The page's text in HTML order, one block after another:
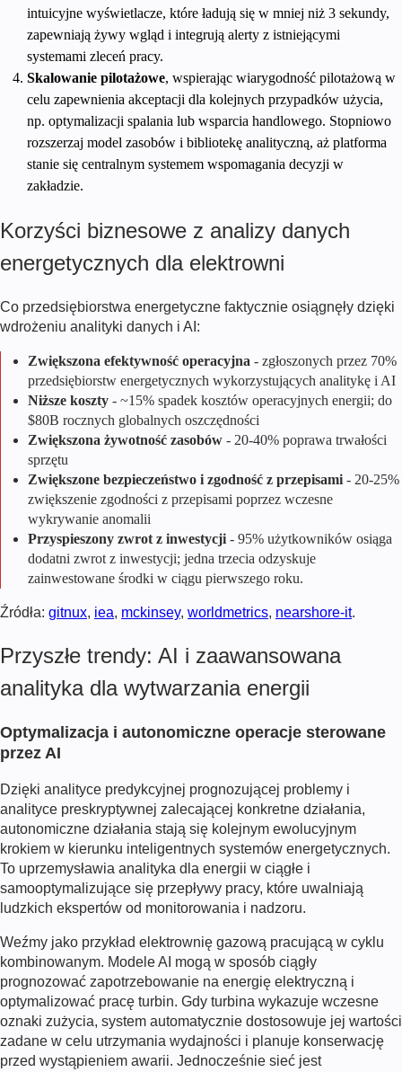
intuicyjne wyświetlacze, które ładują się w mniej niż 3 sekundy,
zapewniają żywy wgląd i integrują alerty z istniejącymi
systemami zleceń pracy.
Skalowanie pilotażowe, wspierając wiarygodność pilotażową w
celu zapewnienia akceptacji dla kolejnych przypadków użycia,
np. optymalizacji spalania lub wsparcia handlowego. Stopniowo
rozszerzaj model zasobów i bibliotekę analityczną, aż platforma
stanie się centralnym systemem wspomagania decyzji w
zakładzie.
Korzyści biznesowe z analizy danych
energetycznych dla elektrowni
Co przedsiębiorstwa energetyczne faktycznie osiągnęły dzięki
wdrożeniu analityki danych i AI:
Zwiększona efektywność operacyjna - zgłoszonych przez 70%
przedsiębiorstw energetycznych wykorzystujących analitykę i AI
Niższe koszty - ~15% spadek kosztów operacyjnych energii; do
$80B rocznych globalnych oszczędności
Zwiększona żywotność zasobów - 20-40% poprawa trwałości
sprzętu
Zwiększone bezpieczeństwo i zgodność z przepisami - 20-25%
zwiększenie zgodności z przepisami poprzez wczesne
wykrywanie anomalii
Przyspieszony zwrot z inwestycji - 95% użytkowników osiąga
dodatni zwrot z inwestycji; jedna trzecia odzyskuje
zainwestowane środki w ciągu pierwszego roku.
Źródła: gitnux, iea, mckinsey, worldmetrics, nearshore-it.
Przyszłe trendy: AI i zaawansowana
analityka dla wytwarzania energii
Optymalizacja i autonomiczne operacje sterowane
przez AI
Dzięki analityce predykcyjnej prognozującej problemy i
analityce preskryptywnej zalecającej konkretne działania,
autonomiczne działania stają się kolejnym ewolucyjnym
krokiem w kierunku inteligentnych systemów energetycznych.
To uprzemysławia analityka dla energii w ciągłe i
samooptymalizujące się przepływy pracy, które uwalniają
ludzkich ekspertów od monitorowania i nadzoru.
Weźmy jako przykład elektrownię gazową pracującą w cyklu
kombinowanym. Modele AI mogą w sposób ciągły
prognozować zapotrzebowanie na energię elektryczną i
optymalizować pracę turbin. Gdy turbina wykazuje wczesne
oznaki zużycia, system automatycznie dostosowuje jej wartości
zadane w celu utrzymania wydajności i planuje konserwację
przed wystąpieniem awarii. Jednocześnie sieć jest